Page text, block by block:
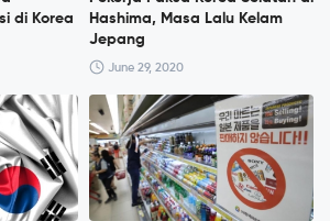
di Korea
Hashima, Masa Lalu Kelam
Jepang
June 29, 2020